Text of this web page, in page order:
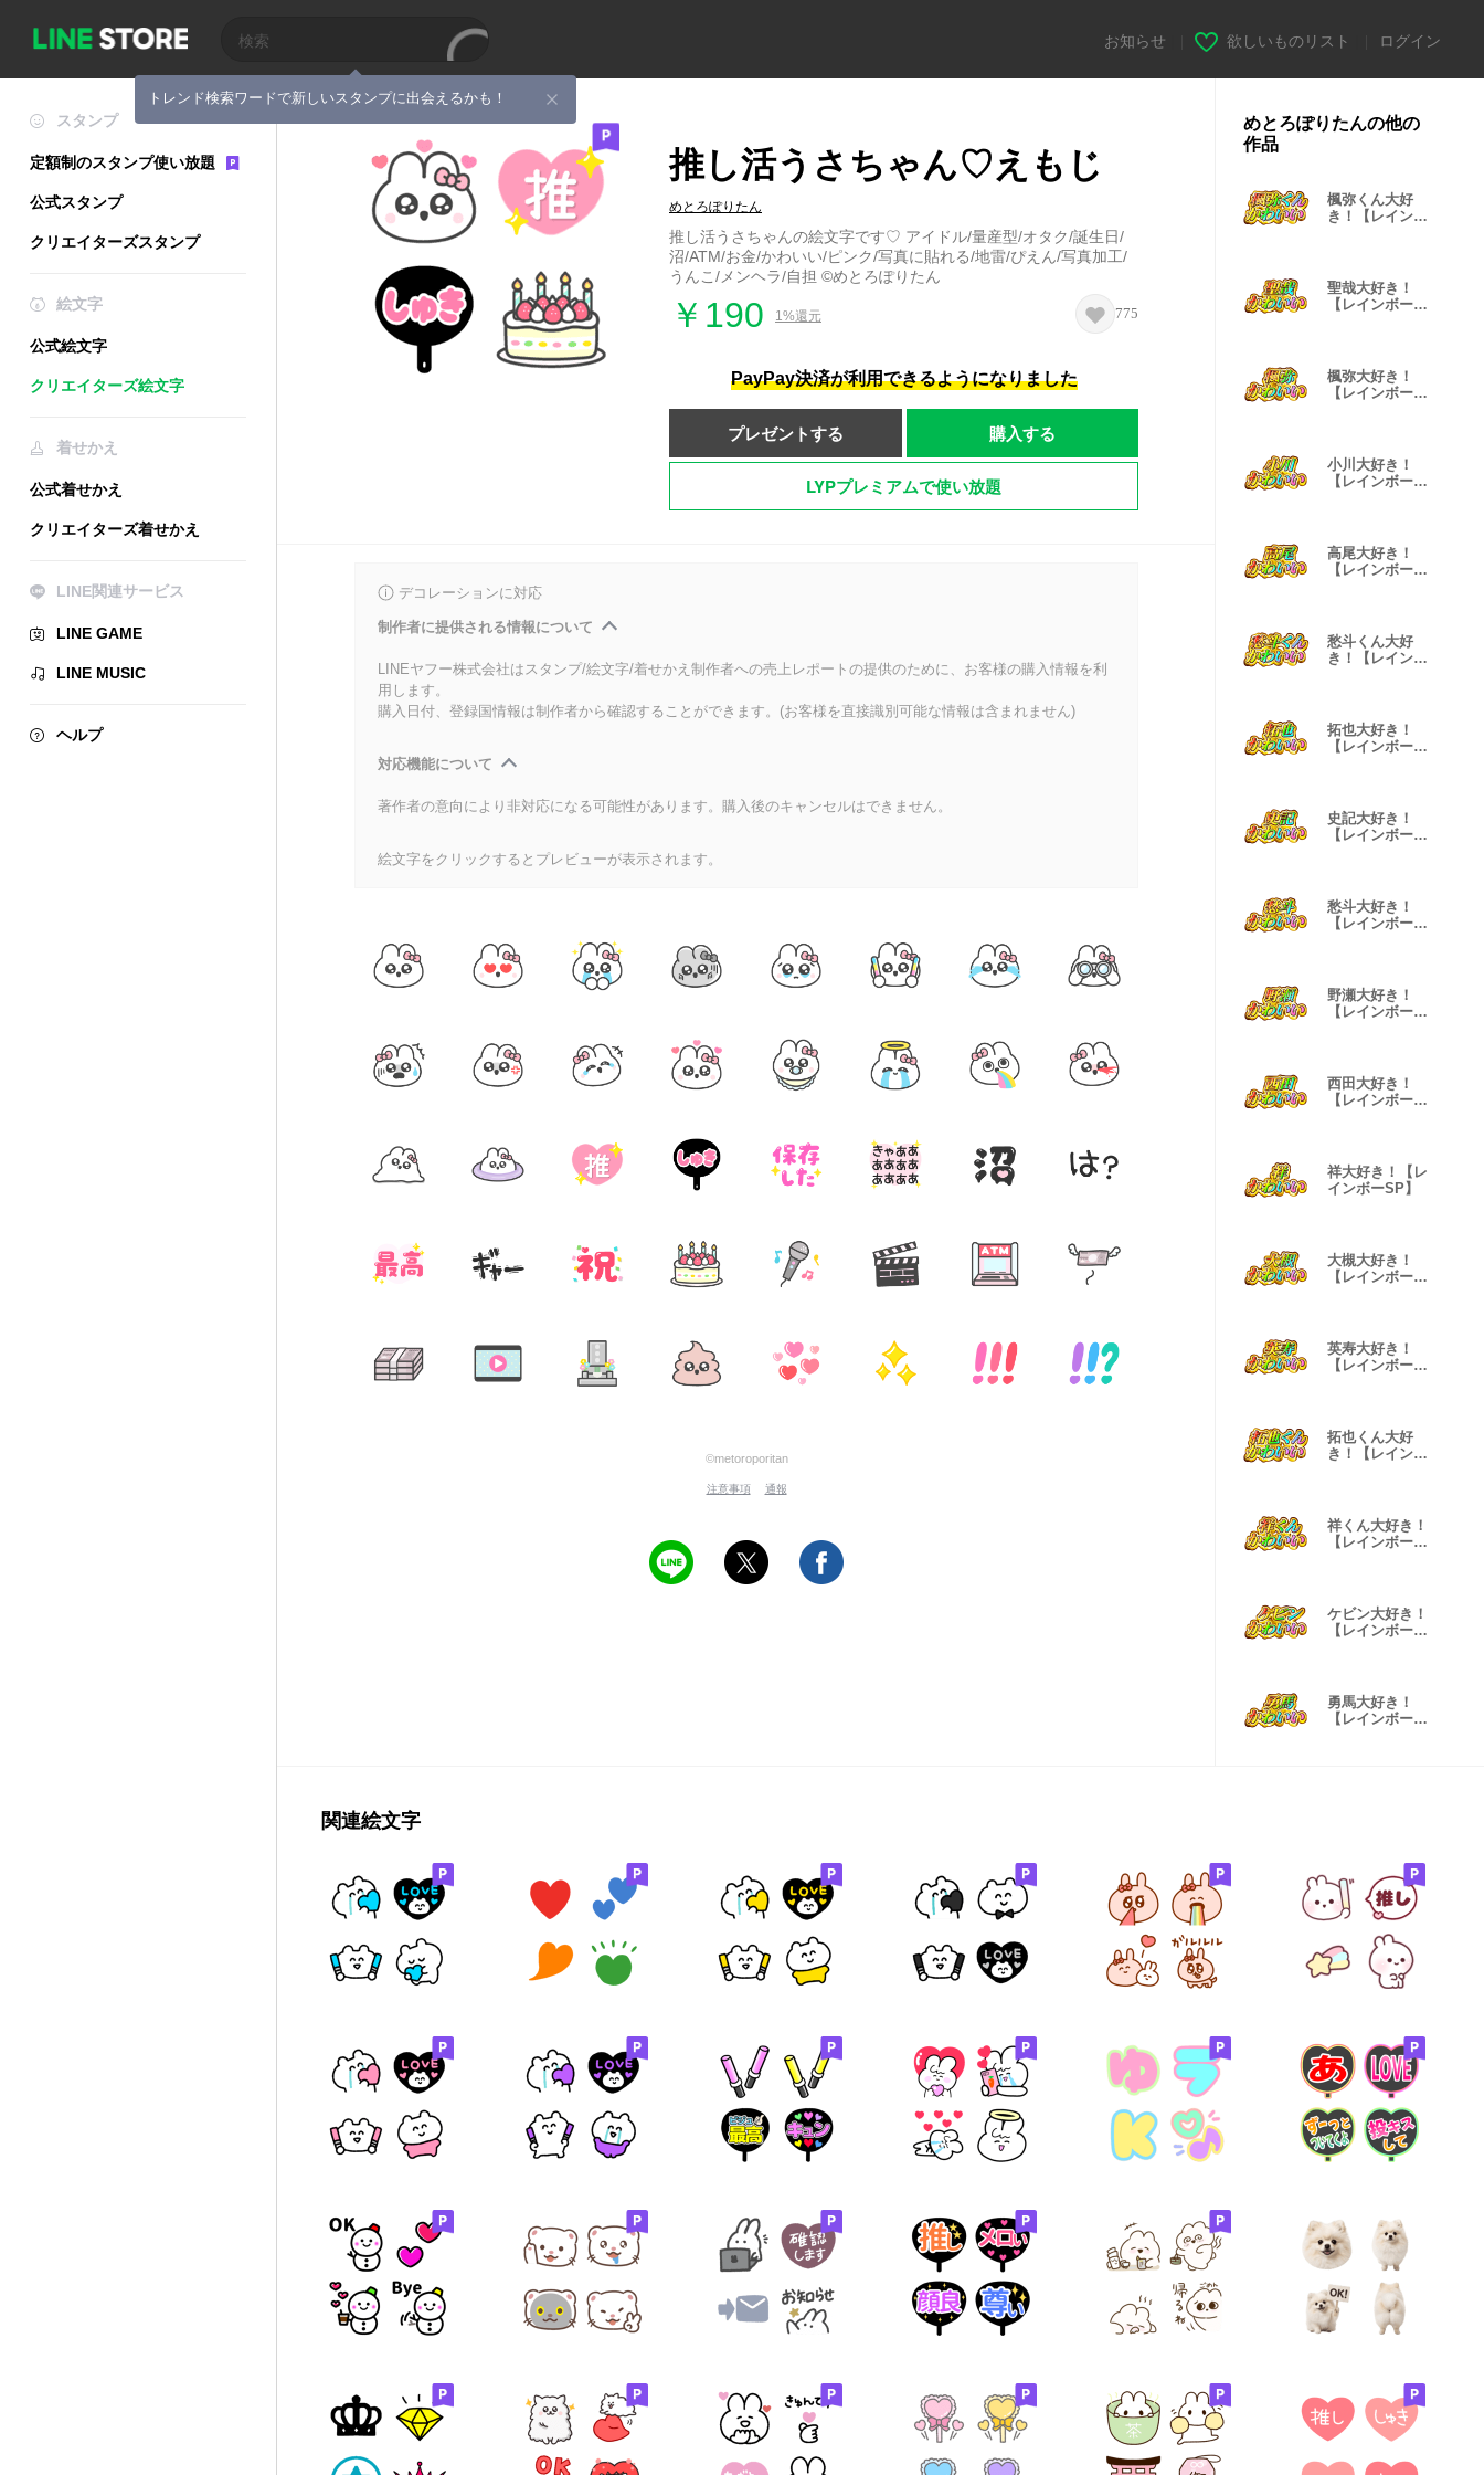
トレンド検索ワードで新しいスタンプに出会えるかも！
お知らせ 欲しいものリスト ログイン
スタンプ
定額制のスタンプ使い放題
公式スタンプ
クリエイターズスタンプ
絵文字
公式絵文字
クリエイターズ絵文字
着せかえ
公式着せかえ
クリエイターズ着せかえ
LINE関連サービス
LINE GAME
LINE MUSIC
ヘルプ
推し活うさちゃん♡えもじ
めとろぽりたん
推し活うさちゃんの絵文字です♡ アイドル/量産型/オタク/誕生日/
沼/ATM/お金/かわいい/ピンク/写真に貼れる/地雷/ぴえん/写真加工/
うんこ/メンヘラ/自担 ©めとろぽりたん
￥190 1%還元 775
PayPay決済が利用できるようになりました
プレゼントする 購入する
LYPプレミアムで使い放題
デコレーションに対応
制作者に提供される情報について
LINEヤフー株式会社はスタンプ/絵文字/着せかえ制作者への売上レポートの提供のために、お客様の購入情報を利
用します。
購入日付、登録国情報は制作者から確認することができます。(お客様を直接識別可能な情報は含まれません)
対応機能について
著作者の意向により非対応になる可能性があります。購入後のキャンセルはできません。
絵文字をクリックするとプレビューが表示されます。
©metoroporitan
注意事項 通報
めとろぽりたんの他の
作品
楓弥くん大好
き！【レインボ
聖哉大好き！
【レインボー
楓弥大好き！
【レインボー
小川大好き！
【レインボー
高尾大好き！
【レインボー
愁斗くん大好
き！【レインボ
拓也大好き！
【レインボー
史記大好き！
【レインボー
愁斗大好き！
【レインボー
野瀬大好き！
【レインボー
西田大好き！
【レインボー
祥大好き！【レ
インボーSP】
大槻大好き！
【レインボー
英寿大好き！
【レインボー
拓也くん大好
き！【レインボ
祥くん大好き！
【レインボー
ケビン大好き！
【レインボー
勇馬大好き！
【レインボー
関連絵文字